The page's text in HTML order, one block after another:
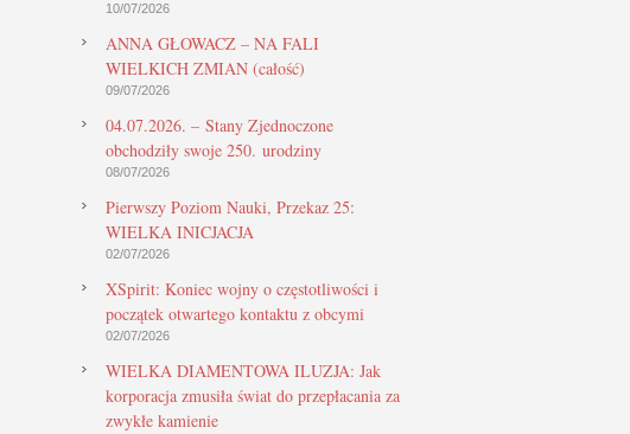
10/07/2026
ANNA GŁOWACZ – NA FALI
WIELKICH ZMIAN (całość)
09/07/2026
04.07.2026. – Stany Zjednoczone
obchodziły swoje 250. urodziny
08/07/2026
Pierwszy Poziom Nauki, Przekaz 25:
WIELKA INICJACJA
02/07/2026
XSpirit: Koniec wojny o częstotliwości i
początek otwartego kontaktu z obcymi
02/07/2026
WIELKA DIAMENTOWA ILUZJA: Jak
korporacja zmusiła świat do przepłacania za
zwykłe kamienie